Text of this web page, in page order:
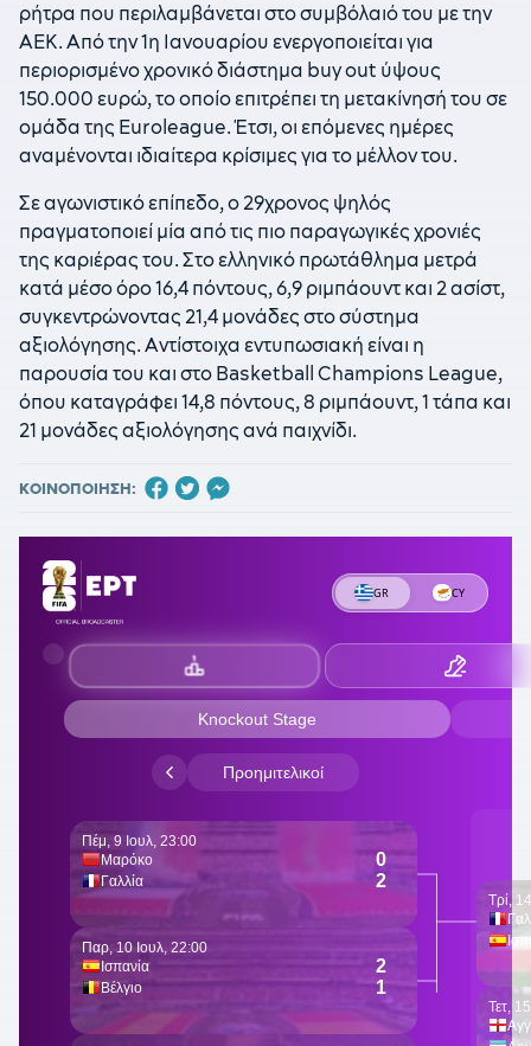
ρήτρα που περιλαμβάνεται στο συμβόλαιό του με την
ΑΕΚ. Από την 1η Ιανουαρίου ενεργοποιείται για
περιορισμένο χρονικό διάστημα buy out ύψους
150.000 ευρώ, το οποίο επιτρέπει τη μετακίνησή του σε
ομάδα της Euroleague. Έτσι, οι επόμενες ημέρες
αναμένονται ιδιαίτερα κρίσιμες για το μέλλον του.
Σε αγωνιστικό επίπεδο, ο 29χρονος ψηλός
πραγματοποιεί μία από τις πιο παραγωγικές χρονιές
της καριέρας του. Στο ελληνικό πρωτάθλημα μετρά
κατά μέσο όρο 16,4 πόντους, 6,9 ριμπάουντ και 2 ασίστ,
συγκεντρώνοντας 21,4 μονάδες στο σύστημα
αξιολόγησης. Αντίστοιχα εντυπωσιακή είναι η
παρουσία του και στο Basketball Champions League,
όπου καταγράφει 14,8 πόντους, 8 ριμπάουντ, 1 τάπα και
21 μονάδες αξιολόγησης ανά παιχνίδι.
ΚΟΙΝΟΠΟΙΗΣΗ: